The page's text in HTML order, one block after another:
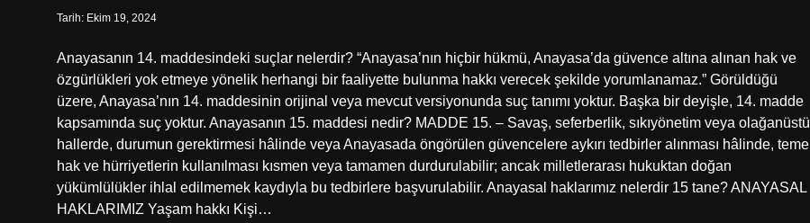
Tarih: Ekim 19, 2024
Anayasanın 14. maddesindeki suçlar nelerdir? “Anayasa’nın hiçbir hükmü, Anayasa’da güvence altına alınan hak ve
özgürlükleri yok etmeye yönelik herhangi bir faaliyette bulunma hakkı verecek şekilde yorumlanamaz.” Görüldüğü
üzere, Anayasa’nın 14. maddesinin orijinal veya mevcut versiyonunda suç tanımı yoktur. Başka bir deyişle, 14. madde
kapsamında suç yoktur. Anayasanın 15. maddesi nedir? MADDE 15. – Savaş, seferberlik, sıkıyönetim veya olağanüstü
hallerde, durumun gerektirmesi hâlinde veya Anayasada öngörülen güvencelere aykırı tedbirler alınması hâlinde, temel
hak ve hürriyetlerin kullanılması kısmen veya tamamen durdurulabilir; ancak milletlerarası hukuktan doğan
yükümlülükler ihlal edilmemek kaydıyla bu tedbirlere başvurulabilir. Anayasal haklarımız nelerdir 15 tane? ANAYASAL
HAKLARIMIZ Yaşam hakkı Kişi…